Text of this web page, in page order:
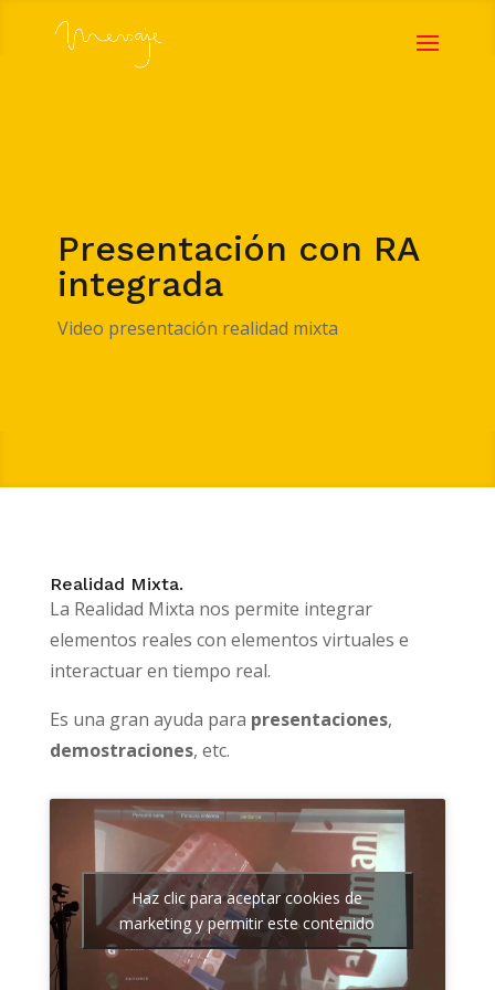
Presentación con RA
integrada
Video presentación realidad mixta
Realidad Mixta.
La Realidad Mixta nos permite integrar
elementos reales con elementos virtuales e
interactuar en tiempo real.
Es una gran ayuda para presentaciones,
demostraciones, etc.
Haz clic para aceptar cookies de
marketing y permitir este contenido